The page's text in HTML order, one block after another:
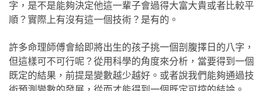
字，是不是能夠決定他這一輩子會過得大富大貴或者比較平
順？實際上有沒有這一個技術？是有的。
許多命理師傅會給即將出生的孩子挑一個剖腹擇日的八字，
但這樣可不可行呢？從用科學的角度來分析，當要得到一個
既定的結果，前提是變數越少越好。或者說我們能夠通過技